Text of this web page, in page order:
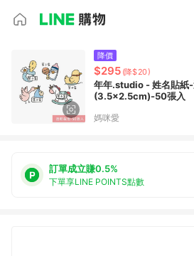
降價
$295 (降$20)
年年.studio - 姓名貼紙
(3.5x2.5cm)-50張入
媽咪愛
訂單成立賺0.5%
下單享LINE POINTS點數